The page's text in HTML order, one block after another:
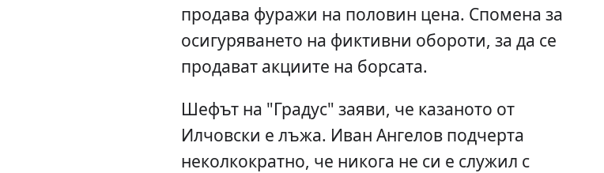
продава фуражи на половин цена. Спомена за
осигуряването на фиктивни обороти, за да се
продават акциите на борсата.
Шефът на "Градус" заяви, че казаното от
Илчовски е лъжа. Иван Ангелов подчерта
неколкократно, че никога не си е служил с